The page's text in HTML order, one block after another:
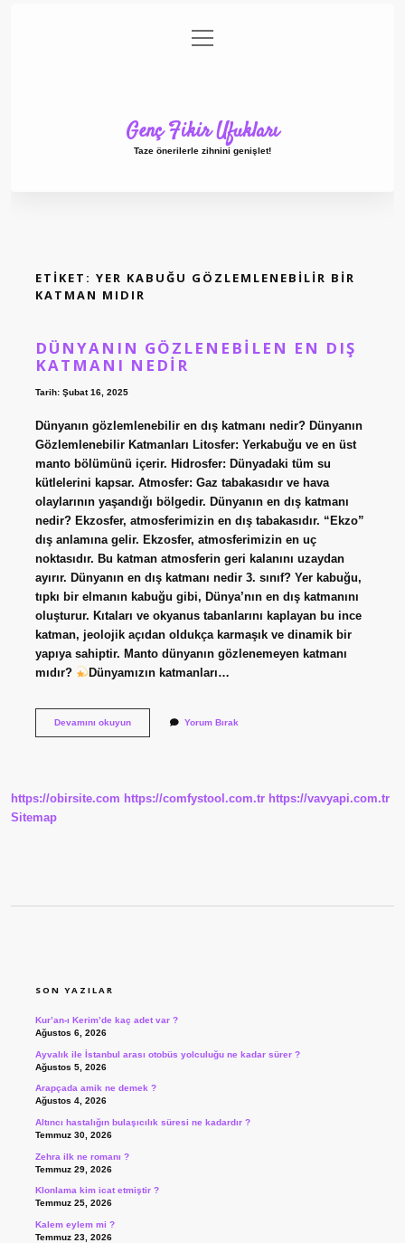
Gizlilik Politikası
menüyü
aç
Genç Fikir Ufukları
Taze önerilerle zihnini genişlet!
ETIKET: YER KABUĞU GÖZLEMLENEBILIR BIR
KATMAN MIDIR
DÜNYANIN GÖZLENEBILEN EN DIŞ
KATMANI NEDIR
Tarih: Şubat 16, 2025
Dünyanın gözlemlenebilir en dış katmanı nedir? Dünyanın
Gözlemlenebilir Katmanları Litosfer: Yerkabuğu ve en üst
manto bölümünü içerir. Hidrosfer: Dünyadaki tüm su
kütlelerini kapsar. Atmosfer: Gaz tabakasıdır ve hava
olaylarının yaşandığı bölgedir. Dünyanın en dış katmanı
nedir? Ekzosfer, atmosferimizin en dış tabakasıdır. “Ekzo”
dış anlamına gelir. Ekzosfer, atmosferimizin en uç
noktasıdır. Bu katman atmosferin geri kalanını uzaydan
ayırır. Dünyanın en dış katmanı nedir 3. sınıf? Yer kabuğu,
tıpkı bir elmanın kabuğu gibi, Dünya’nın en dış katmanını
oluşturur. Kıtaları ve okyanus tabanlarını kaplayan bu ince
katman, jeolojik açıdan oldukça karmaşık ve dinamik bir
yapıya sahiptir. Manto dünyanın gözlenemeyen katmanı
mıdır?
Dünyamızın katmanları…
Devamını okuyunDünyanın
Yorum Bırak
https://obirsite.com https://comfystool.com.tr https://vavyapi.com.tr
Sitemap
SON YAZILAR
Kur’an-ı Kerim’de kaç adet var ?
Ağustos 6, 2026
Ayvalık ile İstanbul arası otobüs yolculuğu ne kadar sürer ?
Ağustos 5, 2026
Arapçada amik ne demek ?
Ağustos 4, 2026
Altıncı hastalığın bulaşıcılık süresi ne kadardır ?
Temmuz 30, 2026
Zehra ilk ne romanı ?
Temmuz 29, 2026
Klonlama kim icat etmiştir ?
Temmuz 25, 2026
Kalem eylem mi ?
Temmuz 23, 2026